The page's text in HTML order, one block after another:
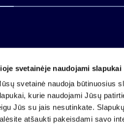
svetainėje naudojami slapukai
svetainė naudoja būtinuosius
kurie naudojami Jūsų
Jūs su jais nesutinkate.
atšaukti pakeisdami savo
JAV
pritraukė